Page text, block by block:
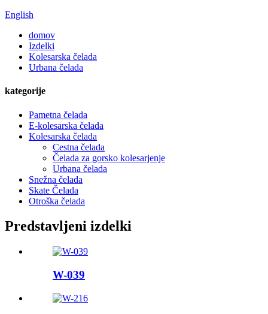
English
domov
Izdelki
Kolesarska čelada
Urbana čelada
kategorije
Pametna čelada
E-kolesarska čelada
Kolesarska čelada
Cestna čelada
Čelada za gorsko kolesarjenje
Urbana čelada
Snežna čelada
Skate Čelada
Otroška čelada
Predstavljeni izdelki
W-039